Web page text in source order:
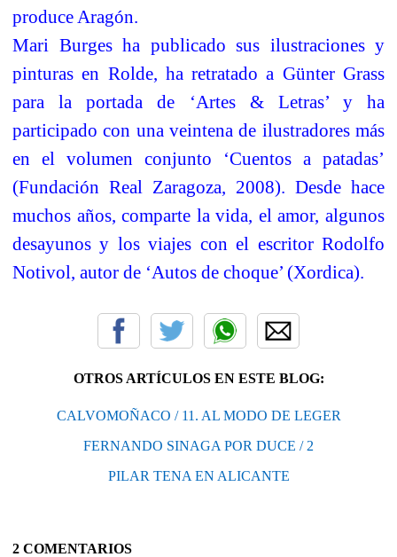
produce Aragón.
Mari Burges ha publicado sus ilustraciones y
pinturas en Rolde, ha retratado a Günter Grass
para la portada de ‘Artes & Letras’ y ha
participado con una veintena de ilustradores más
en el volumen conjunto ‘Cuentos a patadas’
(Fundación Real Zaragoza, 2008). Desde hace
muchos años, comparte la vida, el amor, algunos
desayunos y los viajes con el escritor Rodolfo
Notivol, autor de ‘Autos de choque’ (Xordica).
OTROS ARTÍCULOS EN ESTE BLOG:
CALVOMOÑACO / 11. AL MODO DE LEGER
FERNANDO SINAGA POR DUCE / 2
PILAR TENA EN ALICANTE
2 COMENTARIOS